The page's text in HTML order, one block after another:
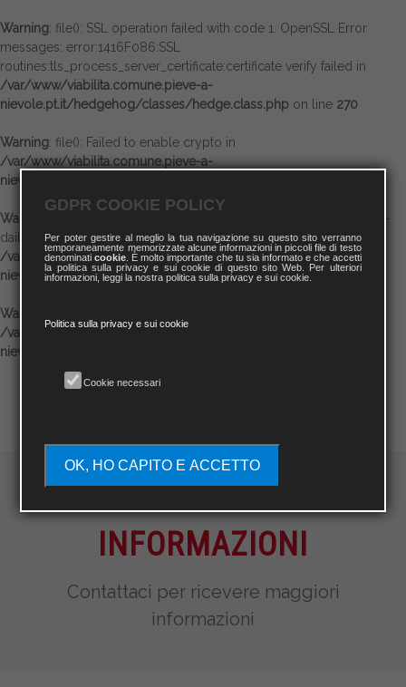
Warning: file(): SSL operation failed with code 1. OpenSSL Error
messages: error:1416F086:SSL
routines:tls_process_server_certificate:certificate verify failed in
/var/www/viabilita.comune.pieve-a-
nievole.pt.it/hedgehog/classes/hedge.class.php on line 270
Warning: file(): Failed to enable crypto in
/var/www/viabilita.comune.pieve-a-
nievole.pt.it/hedgehog/classes/hedge.class.php
Warning
: file(https://www.ecb.europa.eu/stats/eurofxref/eurofxref-
daily.xml): failed to open stream: operation failed in
/var/www/viabilita.comune.pieve-a-
nievole.pt.it/hedgehog/classes/hedge.class.phpon line270
Warning
/var/www/viabilita.comune.pieve-a-
nievole.pt.it/hedgehog/classes/hedge.class.php
RICHIEDI
INFORMAZIONI
Contattaci per ricevere maggiori
informazioni
GDPR COOKIE POLICY
Per poter gestire al meglio la tua navigazione su questo sito verranno
temporaneamente memorizzate alcune informazioni in piccoli file di testo
denominaticookie . È molto importante che tu sia informato e che accetti
la politica sulla privacy e sui cookie di questo sito Web. Per ulteriori
informazioni, leggi la nostra politica sulla privacy e sui cookie.
Politica sulla privacy e sui cookie
Cookie necessari
OK, HO CAPITO E ACCETTO